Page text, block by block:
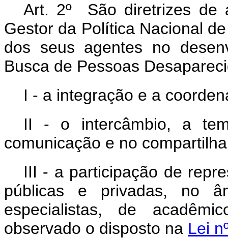
Art. 2º São diretrizes de
Gestor da Política Nacional
dos seus agentes no
Busca de Pessoas
I - a integração e a
II - o intercâmbio, a
comunicação e no
III - a participação de
públicas e privadas, no
especialistas, de
observado o disposto na Lei